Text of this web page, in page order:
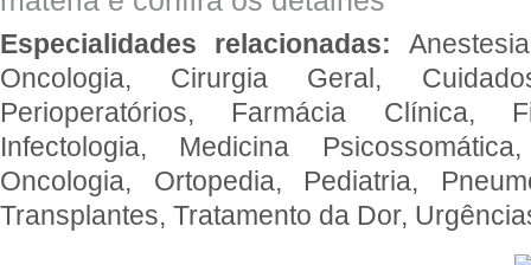
Especialidades relacionadas:
Oncologia, Cirurgia Geral,
Perioperatórios, Farmácia Clínica,
Infectologia, Medicina
Oncologia, Ortopedia, Pediatria,
Transplantes, Tratamento da Dor,